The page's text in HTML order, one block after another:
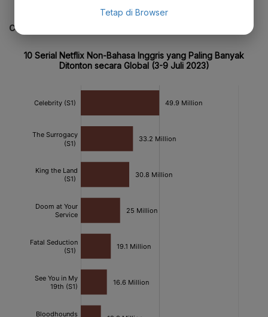
CEK JUGA DATA INI
Tetap di Browser